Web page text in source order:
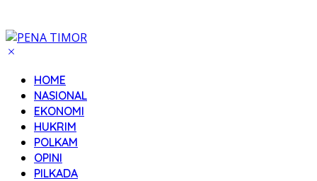
HOME
NASIONAL
EKONOMI
HUKRIM
POLKAM
OPINI
PILKADA